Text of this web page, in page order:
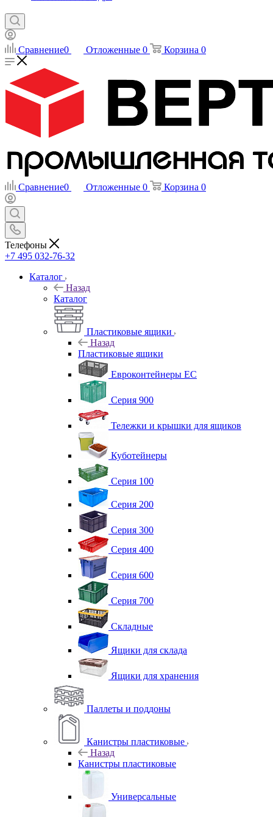
Сравнение0 Отложенные 0 Корзина 0
Сравнение0 Отложенные 0 Корзина 0
Телефоны
+7 495 032-76-32
Каталог
Назад
Каталог
Пластиковые ящики
Назад
Пластиковые ящики
Евроконтейнеры ЕС
Серия 900
Тележки и крышки для ящиков
Куботейнеры
Серия 100
Серия 200
Серия 300
Серия 400
Серия 600
Серия 700
Складные
Ящики для склада
Ящики для хранения
Паллеты и поддоны
Канистры пластиковые
Назад
Канистры пластиковые
Универсальные